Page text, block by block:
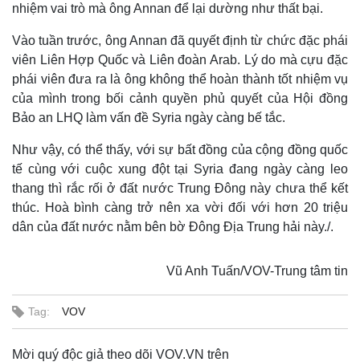
nhiệm vai trò mà ông Annan để lại dường như thất bại.
Vào tuần trước, ông Annan đã quyết định từ chức đặc phái
viên Liên Hợp Quốc và Liên đoàn Arab. Lý do mà cựu đặc
phái viên đưa ra là ông không thể hoàn thành tốt nhiệm vụ
của mình trong bối cảnh quyền phủ quyết của Hội đồng
Bảo an LHQ làm vấn đề Syria ngày càng bế tắc.
Như vậy, có thể thấy, với sự bất đồng của cộng đồng quốc
tế cùng với cuộc xung đột tại Syria đang ngày càng leo
thang thì rắc rối ở đất nước Trung Đông này chưa thể kết
thúc. Hoà bình càng trở nên xa vời đối với hơn 20 triệu
dân của đất nước nằm bên bờ Đông Địa Trung hải này./.
Vũ Anh Tuấn/VOV-Trung tâm tin
Tag: VOV
Mời quý độc giả theo dõi VOV.VN trên